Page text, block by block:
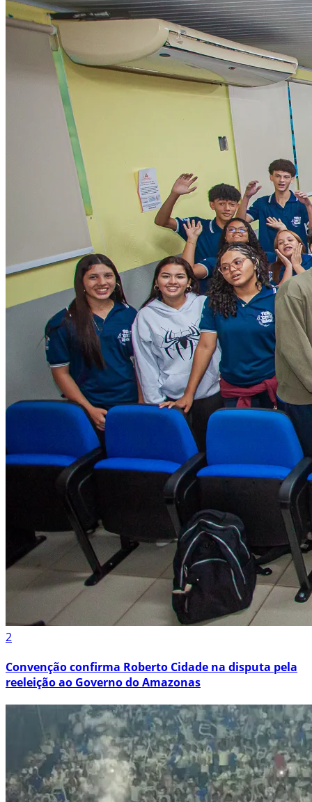
2
Convenção confirma Roberto Cidade na disputa pela
reeleição ao Governo do Amazonas